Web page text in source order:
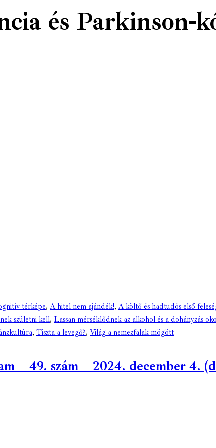
és Parkinson-
térképe, A hitel nem ajándék!, A költő és hadtudós első
születni kell, Lassan mérséklődnek az alkohol és a dohányzás
, Tiszta a levegő?, Világ a nemezfalak mögött
– 49. szám – 2024. december 4.